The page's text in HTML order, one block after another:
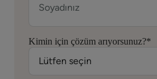
Kimin için çözüm arıyorsunuz?*